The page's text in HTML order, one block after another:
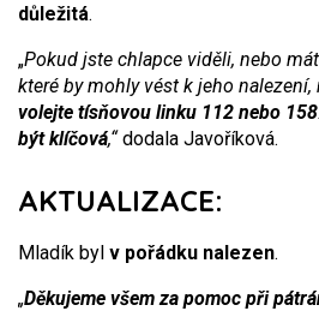
důležitá.
„Pokud jste chlapce viděli, nebo
které by mohly vést k jeho nalezení,
volejte tísňovou linku 112 nebo 158
být klíčová,“dodala Javoříková.
AKTUALIZACE:
Mladík byl v pořádku nalezen.
„Děkujeme všem za pomoc při